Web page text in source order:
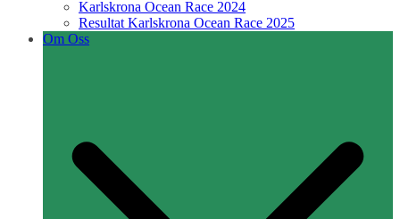
Karlskrona Ocean Race 2024
Resultat Karlskrona Ocean Race 2025
Om Oss